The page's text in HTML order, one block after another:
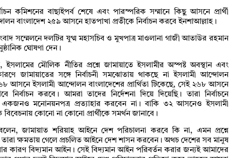
কমিশনের বাছাইপর্ব শেষে এবং পারস্পরিক সম্মানে কিছু আসনে প্রার্থী
বাংলাদেশ ২৫৯ আসনে হাতপাখা প্রতীকে নির্বাচন করবে ইনশাআল্লাহ।
সম্মেলনে দলটির যুগ্ম মহাসচিব ও মুখপাত্র মাওলানা গাজী আতাউর রহমান
ঘোষণা দেন।
ইসলামের মৌলিক নীতির প্রশ্নে জামায়াতে ইসলামীর অস্পষ্ট অবস্থান এবং
জামায়াতের সঙ্গে নির্বাচনী সমঝোতায় থাকছে না ইসলামী আন্দোলন
আসনে ইসলামী আন্দোলন বাংলাদেশের প্রার্থিতা টিকেছে, সেই ২৬৮ আসনে
করবে। আমরা তাদের নির্দেশনা দিয়ে দিয়েছি। তারা নির্বাচনে
একজনও মনোনয়নপত্র প্রত্যাহার করবেন না। বাকি ৩২ আসনেও ইসলামী
কোনো না কোনো প্রার্থীকে সমর্থন জানাবে।
জামায়াত শরিয়াহ আইনে দেশ পরিচালনা করবে কি না, এমন প্রশ্নে
ক্ষমতায় গেলে প্রচলিত আইনে দেশ শাসন করবেন। অথচ দেশের সব মানুষ
কারণ বিদ্যমান আইন। সেই বিদ্যমান আইন পরিবর্তন করার জন্যই আমাদের